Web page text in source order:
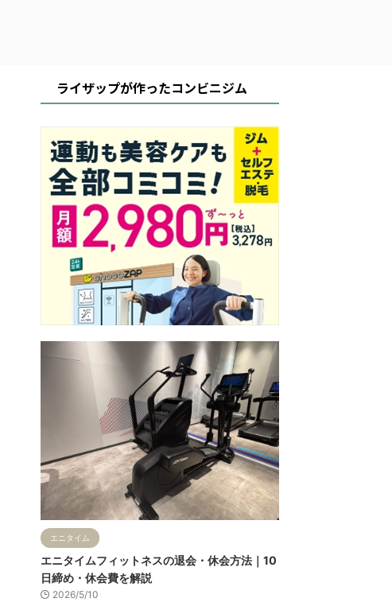
ライザップが作ったコンビニジム
エニタイム
エニタイムフィットネスの退会・休会方法｜10
日締め・休会費を解説
2026/5/10